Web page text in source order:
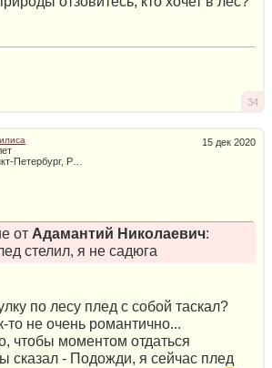
34
15 дек 2020
от Адамантий Николаевич:
стелил, я не садюга
по лесу плед с собой таскал?
то не очень романтично...
чтобы моментом отдаться
сказал - Подожди, я сейчас плед